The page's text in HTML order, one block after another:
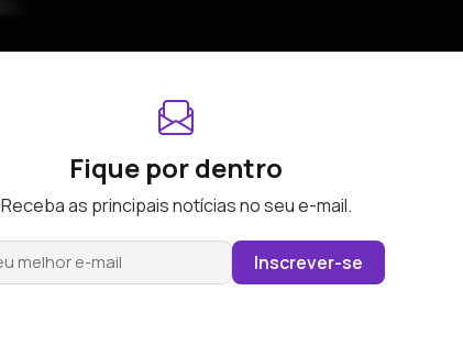
Fique por dentro
Receba as principais notícias no seu e-mail.
Inscrever-se